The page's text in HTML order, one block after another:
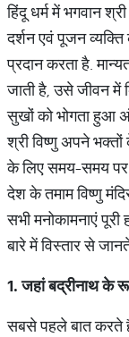
हिंदू धर्म में भगवान
दर्शन एवं पूजन
प्रदान करता है.
जाती है, उसे जीवन में
सुखों को भोगता हुआ अंत
श्री विष्णु अपने
के लिए समय-समय पर
देश के तमाम विष्णु
सभी मनोकामनाएं
बारे में विस्तार से
1. जहां बद्रीनाथ के
सबसे पहले बात करते